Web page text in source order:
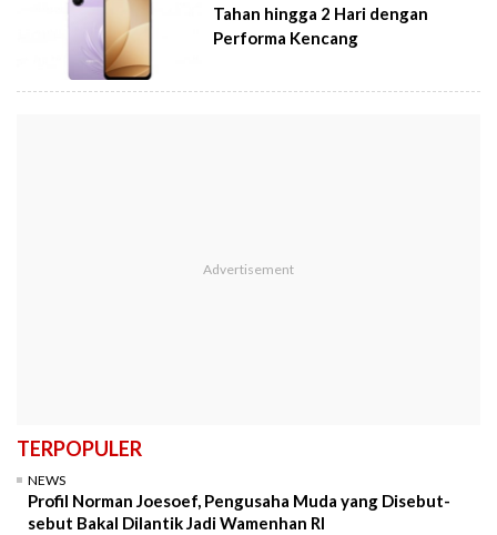
Tahan hingga 2 Hari dengan
Performa Kencang
TERPOPULER
NEWS
Profil Norman Joesoef, Pengusaha Muda yang Disebut-
sebut Bakal Dilantik Jadi Wamenhan RI